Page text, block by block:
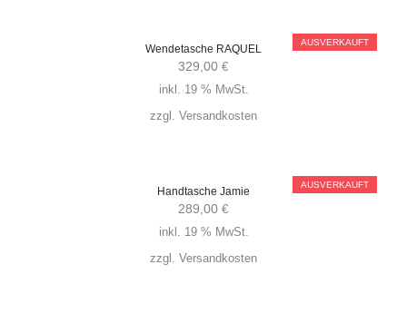
AUSVERKAUFT
Wendetasche RAQUEL
329,00 €
inkl. 19 % MwSt.
zzgl. Versandkosten
AUSVERKAUFT
Handtasche Jamie
289,00 €
inkl. 19 % MwSt.
zzgl. Versandkosten